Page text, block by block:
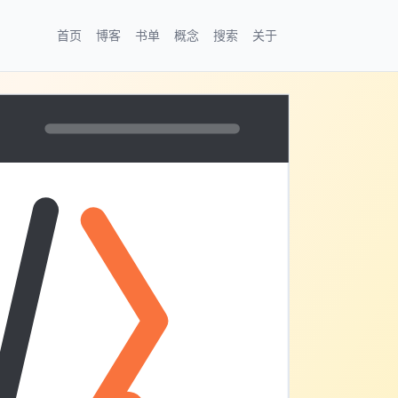
首页 博客 书单 概念 搜索 关于